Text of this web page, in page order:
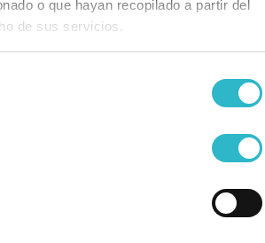
o que hayan recopilado a partir del
de sus servicios.